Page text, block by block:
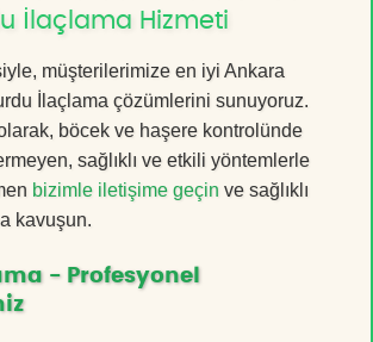
İlaçlama Hizmeti
müşterilerimize en iyi Ankara
İlaçlama çözümlerini sunuyoruz.
böcek ve haşere kontrolünde
sağlıklı ve etkili yöntemlerle
bizimle iletişime geçin ve sağlıklı
kavuşun.
- Profesyonel